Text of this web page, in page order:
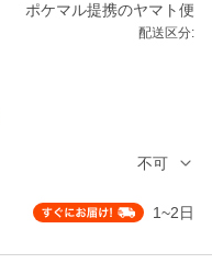
ポケマル提携のヤマト便
配送区分:
不可
1~2日